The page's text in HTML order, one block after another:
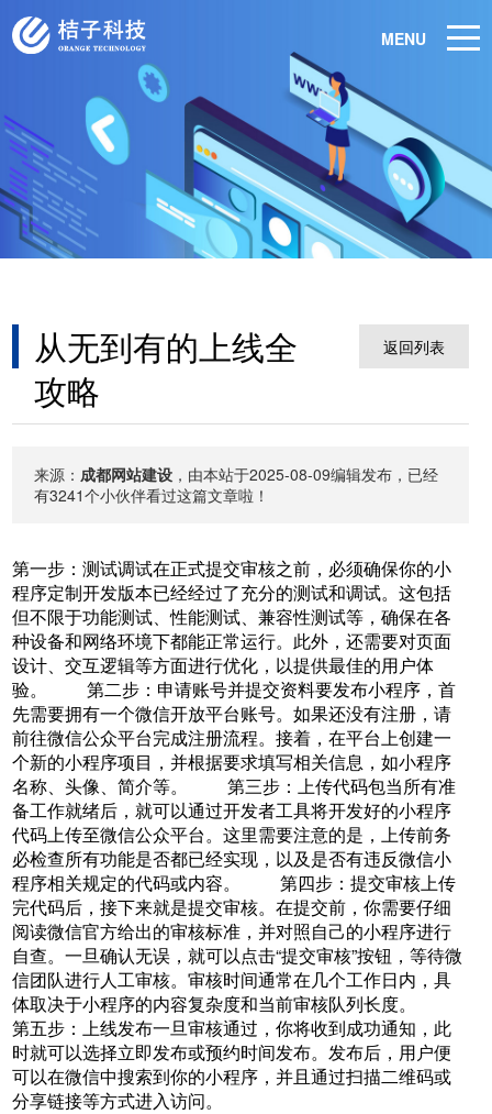
MENU
从无到有的上线全
攻略
返回列表
来源：成都网站建设 ，由本站于2025-08-09编辑发布，已经
有3241个小伙伴看过这篇文章啦！
第一步：测试调试在正式提交审核之前，必须确保你的小
程序定制开发版本已经经过了充分的测试和调试。这包括
但不限于功能测试、性能测试、兼容性测试等，确保在各
种设备和网络环境下都能正常运行。此外，还需要对页面
设计、交互逻辑等方面进行优化，以提供最佳的用户体
验。 第二步：申请账号并提交资料要发布小程序，首
先需要拥有一个微信开放平台账号。如果还没有注册，请
前往微信公众平台完成注册流程。接着，在平台上创建一
个新的小程序项目，并根据要求填写相关信息，如小程序
名称、头像、简介等。 第三步：上传代码包当所有准
备工作就绪后，就可以通过开发者工具将开发好的小程序
代码上传至微信公众平台。这里需要注意的是，上传前务
必检查所有功能是否都已经实现，以及是否有违反微信小
程序相关规定的代码或内容。 第四步：提交审核上传
完代码后，接下来就是提交审核。在提交前，你需要仔细
阅读微信官方给出的审核标准，并对照自己的小程序进行
自查。一旦确认无误，就可以点击“提交审核”按钮，等待微
信团队进行人工审核。审核时间通常在几个工作日内，具
体取决于小程序的内容复杂度和当前审核队列长度。
第五步：上线发布一旦审核通过，你将收到成功通知，此
时就可以选择立即发布或预约时间发布。发布后，用户便
可以在微信中搜索到你的小程序，并且通过扫描二维码或
分享链接等方式进入访问。